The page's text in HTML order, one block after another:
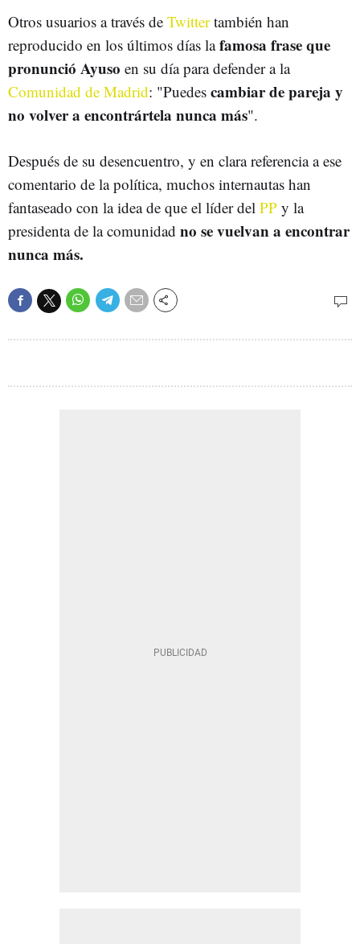
Otros usuarios a través de Twittertambién han
reproducido en los últimos días lafamosa frase que
pronunció Ayuso en su día para defender a la
Comunidad de Madrid: "Puedes cambiar de pareja y
no volver a encontrártela nunca más".
Después de su desencuentro, y en clara referencia a ese
comentario de la política, muchos internautas han
fantaseado con la idea de que el líder del PP y la
presidenta de la comunidad no se vuelvan a encontrar
nunca más.